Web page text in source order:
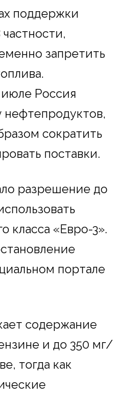
поддержки
запретить
Россия
сократить
поставки.
разрешение до
класса «Евро-3».
портале
содержание
и до 350 мг/
тогда как